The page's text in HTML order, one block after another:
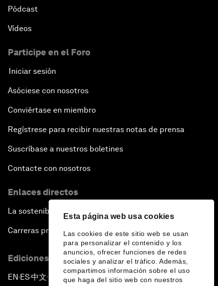
Esta página web usa cookies
Las cookies de este sitio web se usan
para personalizar el contenido y los
anuncios, ofrecer funciones de redes
sociales y analizar el tráfico. Además,
compartimos información sobre el uso
que haga del sitio web con nuestros
Pódcast
Vídeos
Participe en el Foro
Iniciar sesión
Asóciese con nosotros
Conviértase en miembro
Regístrese para recibir nuestras notas de prensa
Suscríbase a nuestros boletines
Contacte con nosotros
Enlaces directos
La sostenibilidad en el Foro
Carreras profesionales
Ediciones en otros idiomas
EN ▪ES▪中文▪ 日本語